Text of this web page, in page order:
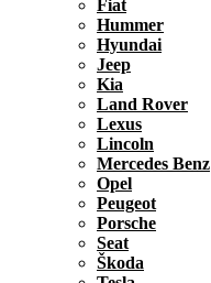
Fiat
Hummer
Hyundai
Jeep
Kia
Land Rover
Lexus
Lincoln
Mercedes Benz
Opel
Peugeot
Porsche
Seat
Škoda